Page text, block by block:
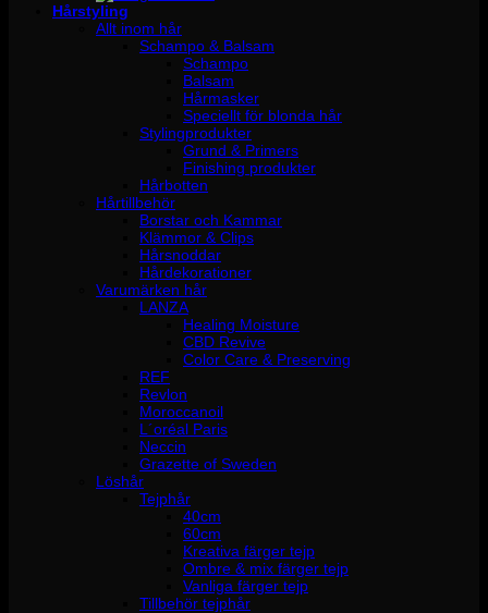
Hårstyling
Allt inom hår
Schampo & Balsam
Schampo
Balsam
Hårmasker
Speciellt för blonda hår
Stylingprodukter
Grund & Primers
Finishing produkter
Hårbotten
Hårtillbehör
Borstar och Kammar
Klämmor & Clips
Hårsnoddar
Hårdekorationer
Varumärken hår
LANZA
Healing Moisture
CBD Revive
Color Care & Preserving
REF
Revlon
Moroccanoil
L´oréal Paris
Neccin
Grazette of Sweden
Löshår
Tejphår
40cm
60cm
Kreativa färger tejp
Ombre & mix färger tejp
Vanliga färger tejp
Tillbehör tejphår